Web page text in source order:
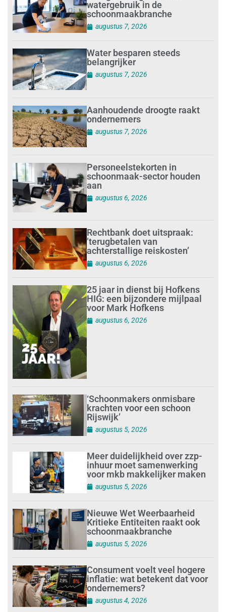
watergebruik in de
schoonmaakbranche
augustus 7, 2026
Water besparen steeds
belangrijker
augustus 7, 2026
Aanhoudende droogte raakt
ondernemers
augustus 7, 2026
Personeelstekorten in
schoonmaak-sector houden
aan
augustus 6, 2026
Rechtbank doet uitspraak:
’terugbetalen van
achterstallige reiskosten’
augustus 6, 2026
25 jaar in dienst bij Hofkens
HIG: een bijzondere mijlpaal
voor Mark Hofkens
augustus 6, 2026
‘Schoonmakers onmisbare
krachten voor een schoon
Rijswijk’
augustus 5, 2026
Meer duidelijkheid over zzp-
inhuur moet samenwerking
voor mkb makkelijker maken
augustus 5, 2026
Nieuwe Wet Weerbaarheid
Kritieke Entiteiten raakt ook
schoonmaakbranche
augustus 5, 2026
Consument voelt veel hogere
inflatie: wat betekent dat voor
ondernemers?
augustus 4, 2026